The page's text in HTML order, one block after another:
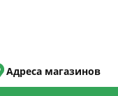
Адреса магазинов